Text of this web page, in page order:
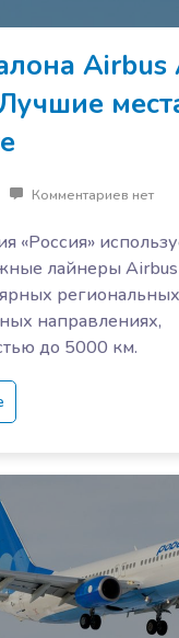
Airbus
Комментариев нет
«Россия»
лайнеры
направлениях,
до 5000 км.